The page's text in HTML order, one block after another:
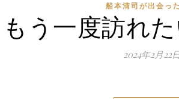
船本清司が出会っ
もう一度訪れ
2024年2月22